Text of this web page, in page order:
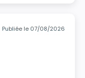
Publiée le 07/08/2026